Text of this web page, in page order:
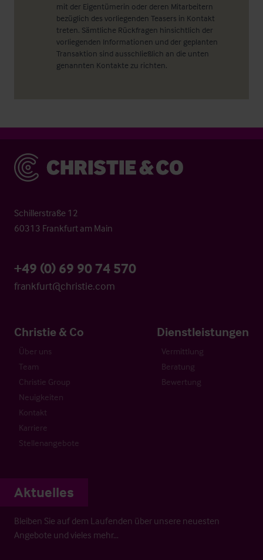
mit der Eigentümerin oder deren Mitarbeitern
bezüglich des vorliegenden Teasers in Kontakt
treten. Sämtliche Rückfragen hinsichtlich der
vorliegenden Informationen und der geplanten
Transaktion sind ausschließlich an die unten
genannten Kontakte zu richten.
Christie & Co
Schillerstraße 12
60313 Frankfurt am Main
+49 (0) 69 90 74 570
frankfurt@christie.com
Christie & Co
Über uns
Team
Christie Group
Neuigkeiten
Kontakt
Karriere
Stellenangebote
Dienstleistungen
Vermittlung
Beratung
Bewertung
Aktuelles
Bleiben Sie auf dem Laufenden über unsere neuesten
Angebote und vieles mehr…